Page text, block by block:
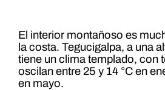
El interior montañoso es
la costa. Tegucigalpa, a una
tiene un clima templado, con
oscilan entre 25 y 14 °C en
en mayo.